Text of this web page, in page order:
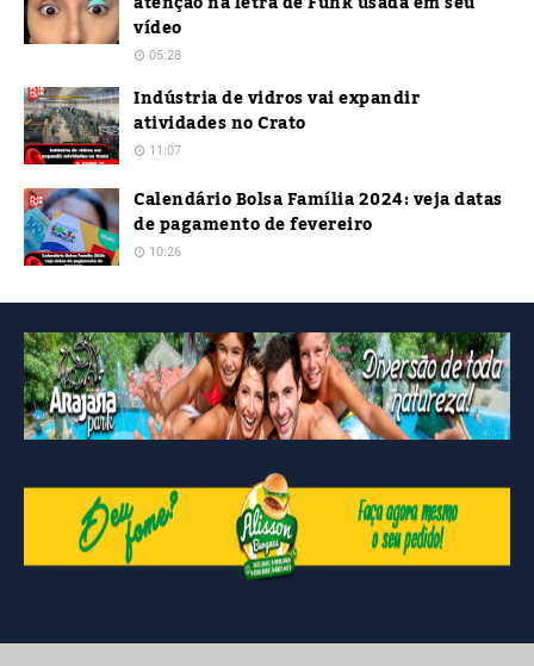
vídeo
05:28
Indústria de vidros vai expandir
atividades no Crato
11:07
Calendário Bolsa Família 2024: veja datas
de pagamento de fevereiro
10:26